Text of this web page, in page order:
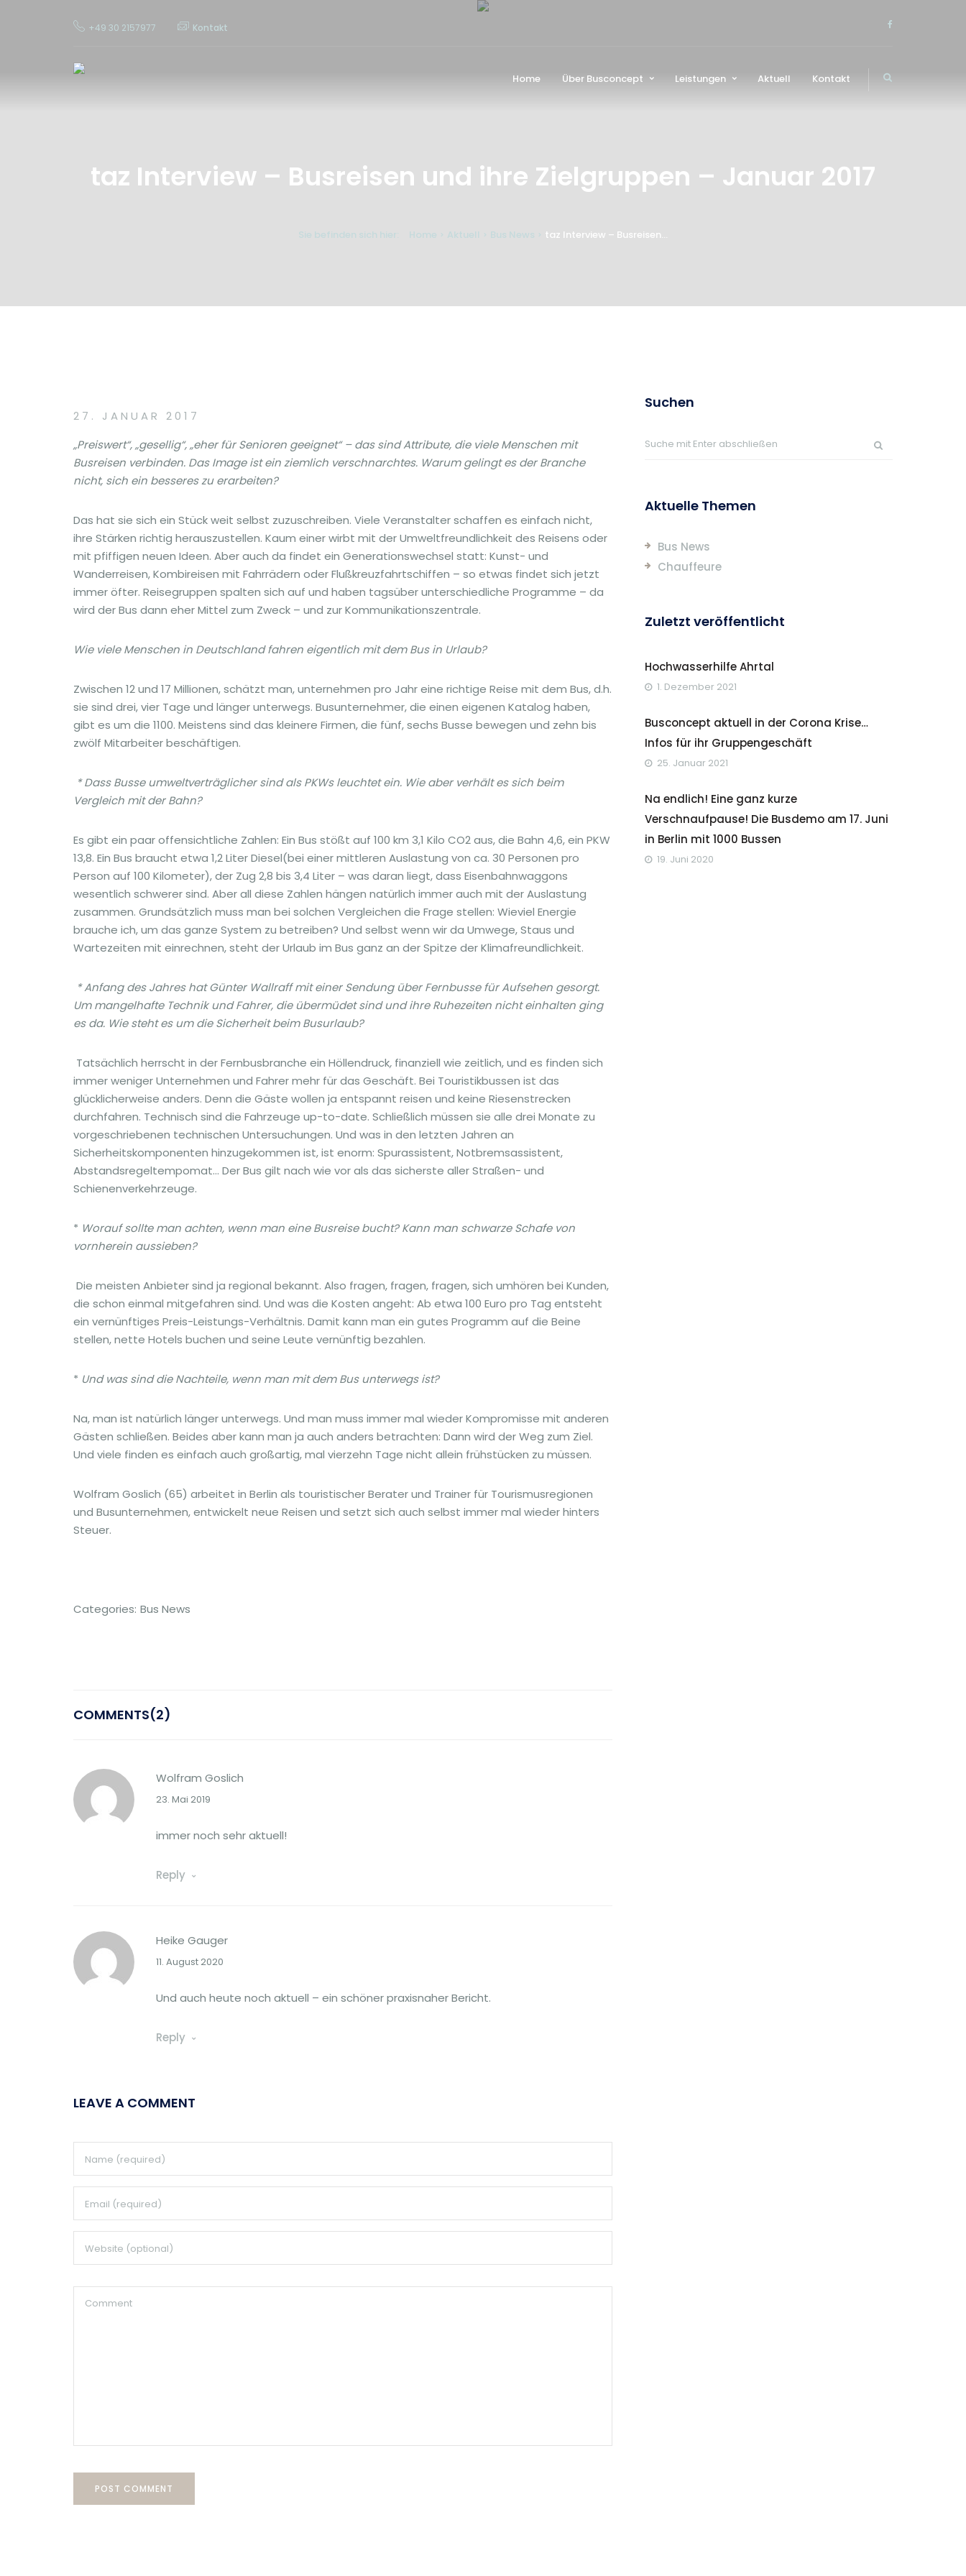
+49 30 2157977 Kontakt
Home Über Busconcept Leistungen Aktuell Kontakt
taz Interview – Busreisen und ihre Zielgruppen – Januar 2017
Sie befinden sich hier: Home Aktuell Bus News taz Interview – Busreisen...
27. JANUAR 2017
„Preiswert“, „gesellig“, „eher für Senioren geeignet“ – das sind Attribute, die viele Menschen mit
Busreisen verbinden. Das Image ist ein ziemlich verschnarchtes. Warum gelingt es der Branche
nicht, sich ein besseres zu erarbeiten?
Das hat sie sich ein Stück weit selbst zuzuschreiben. Viele Veranstalter schaffen es einfach nicht,
ihre Stärken richtig herauszustellen. Kaum einer wirbt mit der Umweltfreundlichkeit des Reisens oder
mit pfiffigen neuen Ideen. Aber auch da findet ein Generationswechsel statt: Kunst- und
Wanderreisen, Kombireisen mit Fahrrädern oder Flußkreuzfahrtschiffen – so etwas findet sich jetzt
immer öfter. Reisegruppen spalten sich auf und haben tagsüber unterschiedliche Programme – da
wird der Bus dann eher Mittel zum Zweck – und zur Kommunikationszentrale.
Wie viele Menschen in Deutschland fahren eigentlich mit dem Bus in Urlaub?
Zwischen 12 und 17 Millionen, schätzt man, unternehmen pro Jahr eine richtige Reise mit dem Bus, d.h.
sie sind drei, vier Tage und länger unterwegs. Busunternehmer, die einen eigenen Katalog haben,
gibt es um die 1100. Meistens sind das kleinere Firmen, die fünf, sechs Busse bewegen und zehn bis
zwölf Mitarbeiter beschäftigen.
* Dass Busse umweltverträglicher sind als PKWs leuchtet ein. Wie aber verhält es sich beim
Vergleich mit der Bahn?
Es gibt ein paar offensichtliche Zahlen: Ein Bus stößt auf 100 km 3,1 Kilo CO2 aus, die Bahn 4,6, ein PKW
13,8. Ein Bus braucht etwa 1,2 Liter Diesel(bei einer mittleren Auslastung von ca. 30 Personen pro
Person auf 100 Kilometer), der Zug 2,8 bis 3,4 Liter – was daran liegt, dass Eisenbahnwaggons
wesentlich schwerer sind. Aber all diese Zahlen hängen natürlich immer auch mit der Auslastung
zusammen. Grundsätzlich muss man bei solchen Vergleichen die Frage stellen: Wieviel Energie
brauche ich, um das ganze System zu betreiben? Und selbst wenn wir da Umwege, Staus und
Wartezeiten mit einrechnen, steht der Urlaub im Bus ganz an der Spitze der Klimafreundlichkeit.
* Anfang des Jahres hat Günter Wallraff mit einer Sendung über Fernbusse für Aufsehen gesorgt.
Um mangelhafte Technik und Fahrer, die übermüdet sind und ihre Ruhezeiten nicht einhalten ging
es da. Wie steht es um die Sicherheit beim Busurlaub?
Tatsächlich herrscht in der Fernbusbranche ein Höllendruck, finanziell wie zeitlich, und es finden sich
immer weniger Unternehmen und Fahrer mehr für das Geschäft. Bei Touristikbussen ist das
glücklicherweise anders. Denn die Gäste wollen ja entspannt reisen und keine Riesenstrecken
durchfahren. Technisch sind die Fahrzeuge up-to-date. Schließlich müssen sie alle drei Monate zu
vorgeschriebenen technischen Untersuchungen. Und was in den letzten Jahren an
Sicherheitskomponenten hinzugekommen ist, ist enorm: Spurassistent, Notbremsassistent,
Abstandsregeltempomat… Der Bus gilt nach wie vor als das sicherste aller Straßen- und
Schienenverkehrzeuge.
* Worauf sollte man achten, wenn man eine Busreise bucht? Kann man schwarze Schafe von
vornherein aussieben?
Die meisten Anbieter sind ja regional bekannt. Also fragen, fragen, fragen, sich umhören bei Kunden,
die schon einmal mitgefahren sind. Und was die Kosten angeht: Ab etwa 100 Euro pro Tag entsteht
ein vernünftiges Preis-Leistungs-Verhältnis. Damit kann man ein gutes Programm auf die Beine
stellen, nette Hotels buchen und seine Leute vernünftig bezahlen.
* Und was sind die Nachteile, wenn man mit dem Bus unterwegs ist?
Na, man ist natürlich länger unterwegs. Und man muss immer mal wieder Kompromisse mit anderen
Gästen schließen. Beides aber kann man ja auch anders betrachten: Dann wird der Weg zum Ziel.
Und viele finden es einfach auch großartig, mal vierzehn Tage nicht allein frühstücken zu müssen.
Wolfram Goslich (65) arbeitet in Berlin als touristischer Berater und Trainer für Tourismusregionen
und Busunternehmen, entwickelt neue Reisen und setzt sich auch selbst immer mal wieder hinters
Steuer.
Categories: Bus News
COMMENTS(2)
Wolfram Goslich
23. Mai 2019
immer noch sehr aktuell!
Reply
Heike Gauger
11. August 2020
Und auch heute noch aktuell – ein schöner praxisnaher Bericht.
Reply
LEAVE A COMMENT
Suchen
Aktuelle Themen
Bus News
Chauffeure
Zuletzt veröffentlicht
Hochwasserhilfe Ahrtal
1. Dezember 2021
Busconcept aktuell in der Corona Krise…
Infos für ihr Gruppengeschäft
25. Januar 2021
Na endlich! Eine ganz kurze
Verschnaufpause! Die Busdemo am 17. Juni
in Berlin mit 1000 Bussen
19. Juni 2020